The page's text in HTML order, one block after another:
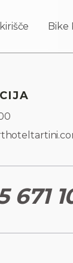
Bike
671